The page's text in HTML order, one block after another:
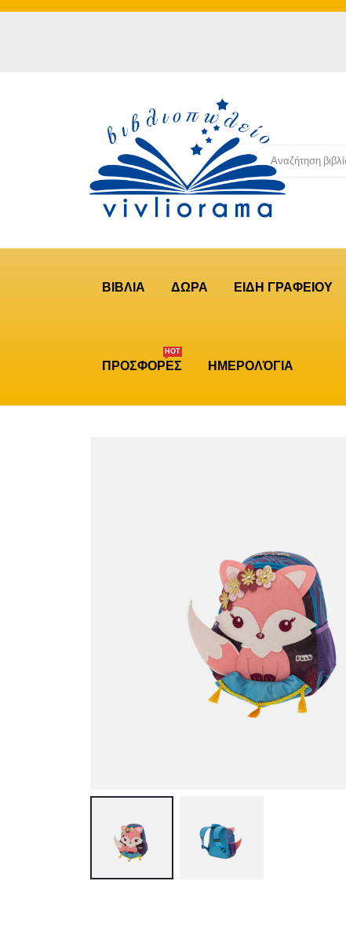
ΒΙΒΛΙΑ ΔΩΡΑ ΕΙΔΗ ΓΡΑΦΕΙΟΥ
ΠΡΟΣΦΟΡΕΣ
ΗΟΤ
ΗΜΕΡΟΛΌΓΙΑ